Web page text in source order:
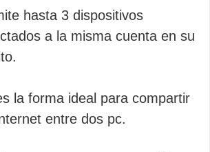
hasta 3 dispositivos
a la misma cuenta en su
la forma ideal para compartir
entre dos pc.